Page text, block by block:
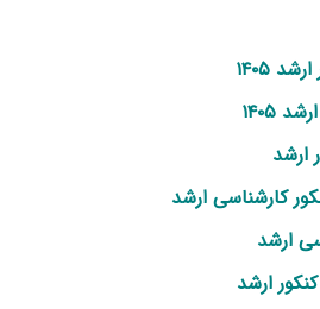
۱۴۰۵
۱۴۰۵
ارشد
کارشناسی ارشد
ارشد
ارشد